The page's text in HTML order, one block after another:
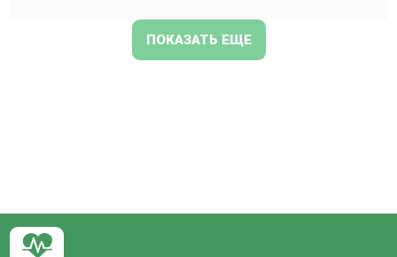
ПОКАЗАТЬ ЕЩЕ